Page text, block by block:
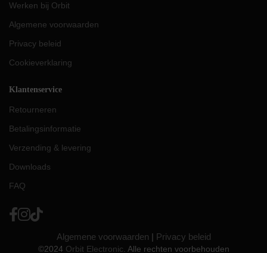
Werken bij Orbit
Algemene voorwaarden
Privacy beleid
Cookieverklaring
Klantenservice
Retourneren
Betalingsinformatie
Verzending & levering
Downloads
FAQ
Algemene voorwaarden | Privacy beleid
©2024 Orbit Electronic . Alle rechten voorbehouden